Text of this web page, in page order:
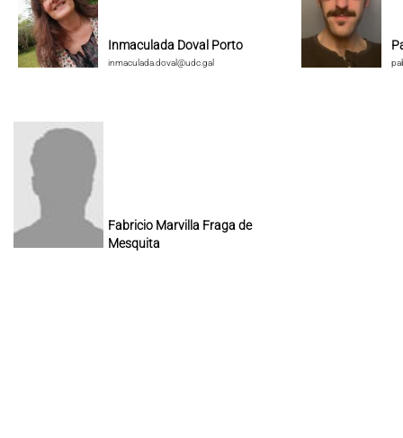
Inmaculada Doval Porto
inmaculada.doval@udc.gal
Fabricio Marvilla Fraga de
Mesquita